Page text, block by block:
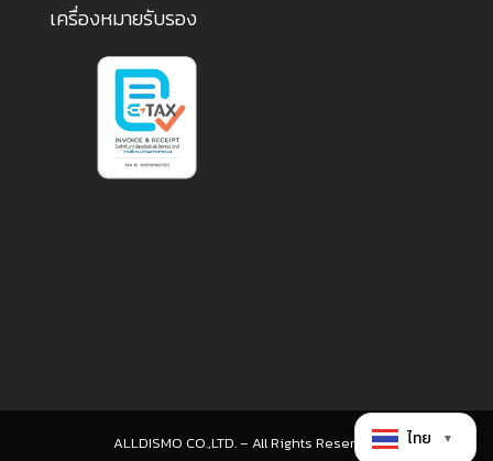
เครื่องหมายรับรอง
ALLDISMO CO.,LTD. – All Rights Reserved ไทย ▼